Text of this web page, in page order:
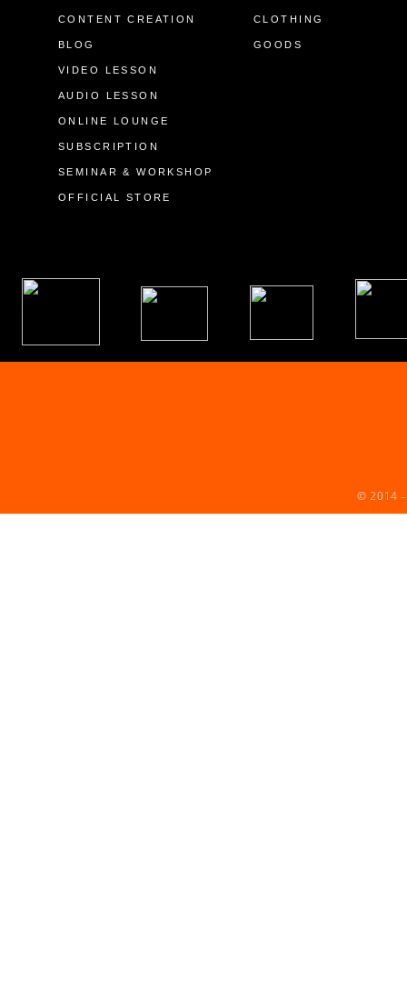
CONTENT CREATION
BLOG
VIDEO LESSON
AUDIO LESSON
ONLINE LOUNGE
SUBSCRIPTION
SEMINAR & WORKSHOP
OFFICIAL STORE
CLOTHING
GOODS
© 2014 –